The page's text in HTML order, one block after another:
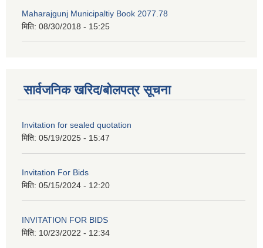
Maharajgunj Municipaltiy Book 2077.78
मिति: 08/30/2018 - 15:25
सार्वजनिक खरिद/बोलपत्र सूचना
Invitation for sealed quotation
मिति: 05/19/2025 - 15:47
Invitation For Bids
मिति: 05/15/2024 - 12:20
INVITATION FOR BIDS
मिति: 10/23/2022 - 12:34